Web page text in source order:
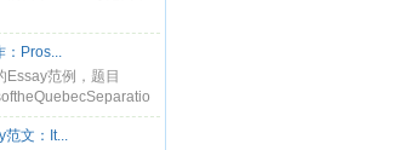
（镰状
来自发展中国家的人
：Pros...
Essay范例，题目
（魁
与弊）”，魁北克的分
范文：It...